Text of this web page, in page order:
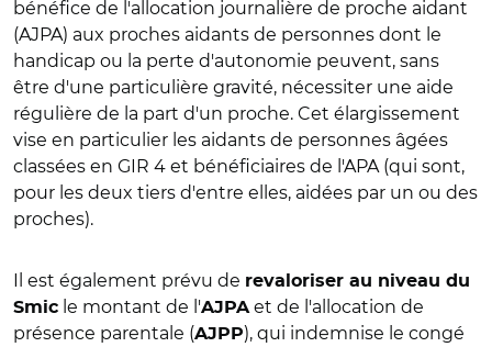
bénéfice de l'allocation journalière de proche aidant
(AJPA) aux proches aidants de personnes dont le
handicap ou la perte d'autonomie peuvent, sans
être d'une particulière gravité, nécessiter une aide
régulière de la part d'un proche. Cet élargissement
vise en particulier les aidants de personnes âgées
classées en GIR 4 et bénéficiaires de l'APA (qui sont,
pour les deux tiers d'entre elles, aidées par un ou des
proches).
Il est également prévu de revaloriser au niveau du
Smic le montant de l'AJPA et de l'allocation de
présence parentale (AJPP), qui indemnise le congé